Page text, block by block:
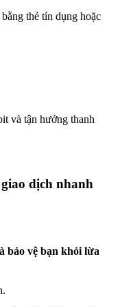
thẻ tín dụng hoặc
và tận hưởng thanh
dịch nhanh
bảo vệ bạn khỏi lừa